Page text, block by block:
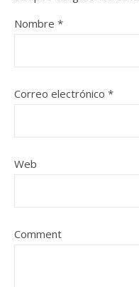
Nombre *
Correo electrónico *
Web
Comment